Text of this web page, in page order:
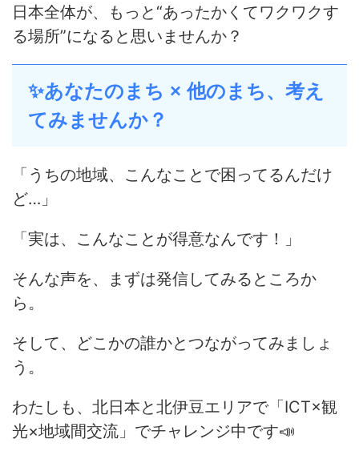
日本全体が、もっと“あったかくてワクワクす
る場所”になると思いませんか？
✨あなたのまち × 他のまち、考え
てみませんか？
「うちの地域、こんなことで困ってるんだけ
ど…」
「実は、こんなことが得意なんです！」
そんな声を、まずは発信してみるところか
ら。
そして、どこかの誰かとつながってみましょ
う。
わたしも、北日本と北伊豆エリアで「ICT×観
光×地域間交流」でチャレンジ中です📣